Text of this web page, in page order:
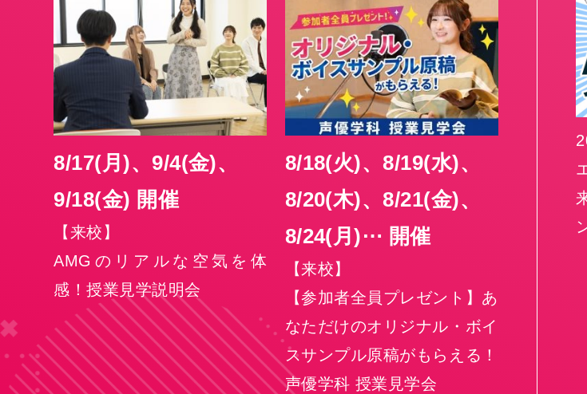
8/17(月)、 9/4(金)、
9/18(金) 開催
【来校】
AMGのリアルな空気を体
感！授業見学説明会
8/18(火)、8/19(水)、
8/20(木)、8/21(金)、
8/24(月)⋯ 開催
【来校】
【参加者全員プレゼント】あ
なただけのオリジナル・ボイ
スサンプル原稿がもらえる！
声優学科 授業見学会